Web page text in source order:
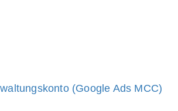
(Google Ads MCC)